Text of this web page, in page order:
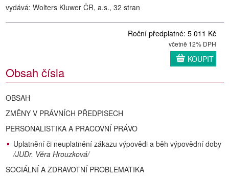
vydává: Wolters Kluwer ČR, a.s., 32 stran
Roční předplatné: 5 011 Kč
včetně 12% DPH
KOUPIT
Obsah čísla
OBSAH
ZMĚNY V PRÁVNÍCH PŘEDPISECH
PERSONALISTIKA A PRACOVNÍ PRÁVO
Uplatnění či neuplatnění zákazu výpovědi a běh výpovědní doby
/JUDr. Věra Hrouzková/
SOCIÁLNÍ A ZDRAVOTNÍ PROBLEMATIKA